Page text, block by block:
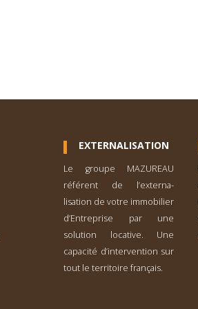
EXTERNALISATION
Le groupe MAZUREAU
référent de l’externa­
lisation de votre immobilier
d’Entreprise par une
solution locative. Une
capacité d’inter­vention sur
tout le territoire français.